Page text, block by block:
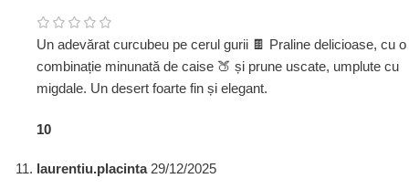
Un adevărat curcubeu pe cerul gurii 🍫 Praline delicioase, cu o
combinație minunată de caise 🍑 și prune uscate, umplute cu
migdale. Un desert foarte fin și elegant.
10
laurentiu.placinta 29/12/2025